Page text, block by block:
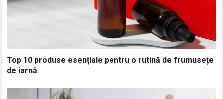
Top 10 produse esențiale pentru o rutină de frumusețe
de iarnă